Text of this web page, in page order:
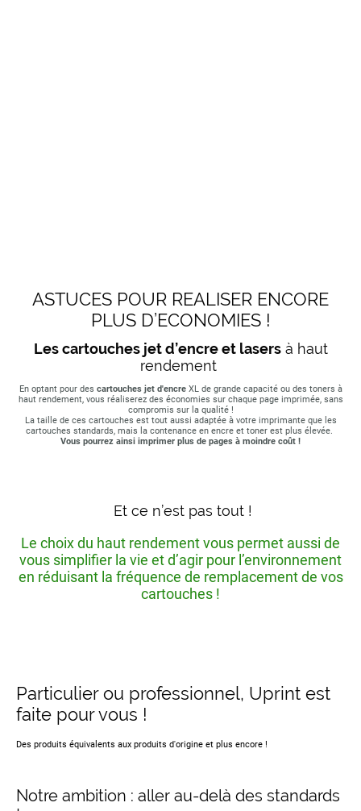
ASTUCES POUR REALISER ENCORE
PLUS D’ECONOMIES !
Les cartouches jet d’encre et lasersà haut
rendement
En optant pour des cartouches jet d'encreXL de grande capacité ou des toners à
haut rendement, vous réaliserez des économies sur chaque page imprimée, sans
compromis sur la qualité !
La taille de ces cartouches est tout aussi adaptée à votre imprimante que les
cartouches standards, mais la contenance en encre et toner est plus élevée.
Vous pourrez ainsi imprimer plus de pages à moindre coût !
Et ce n’est pas tout !
Le choix du haut rendement vous permet aussi de
vous simplifier la vie et d’agir pour l’environnement
en réduisant la fréquence de remplacement de vos
cartouches !
Particulier ou professionnel, Uprint est
faite pour vous !
Des produits équivalents aux produits d'origine et plus encore !
Notre ambition : aller au-delà des standards